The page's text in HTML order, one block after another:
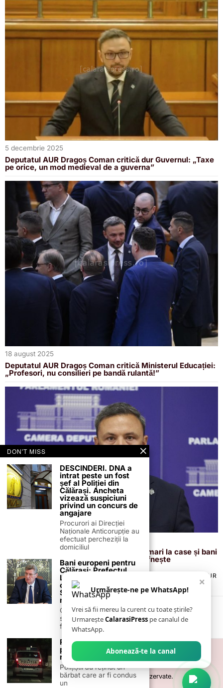
5 decembrie 2025
Deputatul AUR Dragoș Coman critică dur Guvernul: „Taxe
pe orice, un mod medieval de a guverna”
18 august 2025
Deputatul AUR Dragoș Coman critică Ministerul Educației:
„Profesori, nu consilieri pe bandă rulantă!”
Lovitură dublă pentru români: taxe mai mari la case și bani
blocați în pensii! Deputatul Coman răbufnește
TERMENI ȘI CONDIȚII
POLITICA DE ANULARE & RETUR
PUBLICITATE ONLINE & TIPĂRITĂ
CONTACT
ZIARUL ANUNȚUL CĂLĂRĂȘEAN
2026- Toate drepturile sunt rezervate.
×
Urmărește-ne pe WhatsApp!
Vrei să fii mereu la curent cu toate știrile?
UrmareșteCalarasiPress pe canalul de
WhatsApp.
Abonează-te la canal
DON'T MISS
DESCINDERI. DNA a
intrat peste un fost
șef al Poliției din
Călărași. Ancheta
vizează suspiciuni
privind un concurs de
angajare
Procurori ai Direcției
Naționale Anticorupție au
efectuat percheziții la
domiciliul
Bani europeni pentru
Călărași: Prefectul
Laurențiu State anunță
colaborarea cu ADR
Sud-Muntenia pentru
noi finanțări
Călărașul se pregătește
să intre pe harta
finanțărilor europene, cu
Reținut de polițiști
pentru infracțiuni la
regimul rutier
Polițiștii au reținut un
bărbat care ar fi condus
un